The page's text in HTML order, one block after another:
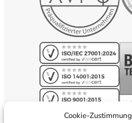
Cookie-Zustimmung